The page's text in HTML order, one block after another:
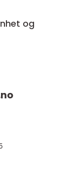
og
no